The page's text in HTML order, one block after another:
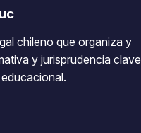
chileno que organiza y
y jurisprudencia clave